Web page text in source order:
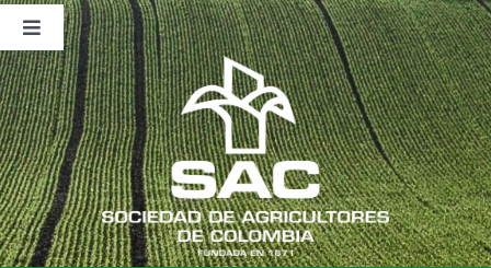
Saltar
contenido
Toggle
Navigation
Nosotros
Publicaciones
Sala de Prensa
Eventos